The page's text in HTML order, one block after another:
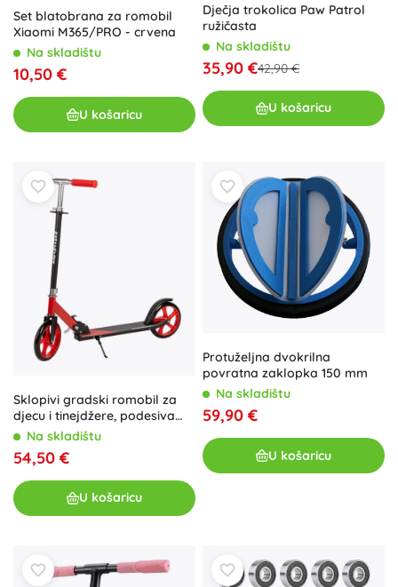
Set blatobrana za romobil
Xiaomi M365/PRO - crvena
Na skladištu
10,50 €
U košaricu
Dječja trokolica Paw Patrol
ružičasta
Na skladištu
35,90 €42,90 €
U košaricu
Sklopivi gradski romobil za
djecu i tinejdžere, podesiva
visina 85,5–95,5 cm, kotači 200
Na skladištu
54,50 €
U košaricu
Protuželjna dvokrilna
povratna zaklopka 150 mm
Na skladištu
59,90 €
U košaricu